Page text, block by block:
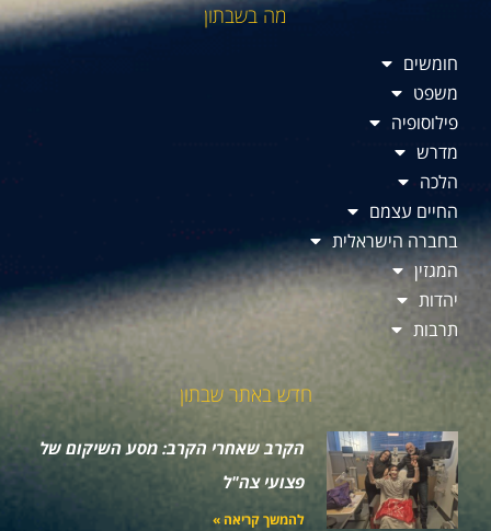
מה בשבתון
חומשים
משפט
פילוסופיה
מדרש
הלכה
החיים עצמם
בחברה הישראלית
המגזין
יהדות
תרבות
חדש באתר שבתון
הקרב שאחרי הקרב: מסע השיקום של
פצועי צה"ל
להמשך קריאה »